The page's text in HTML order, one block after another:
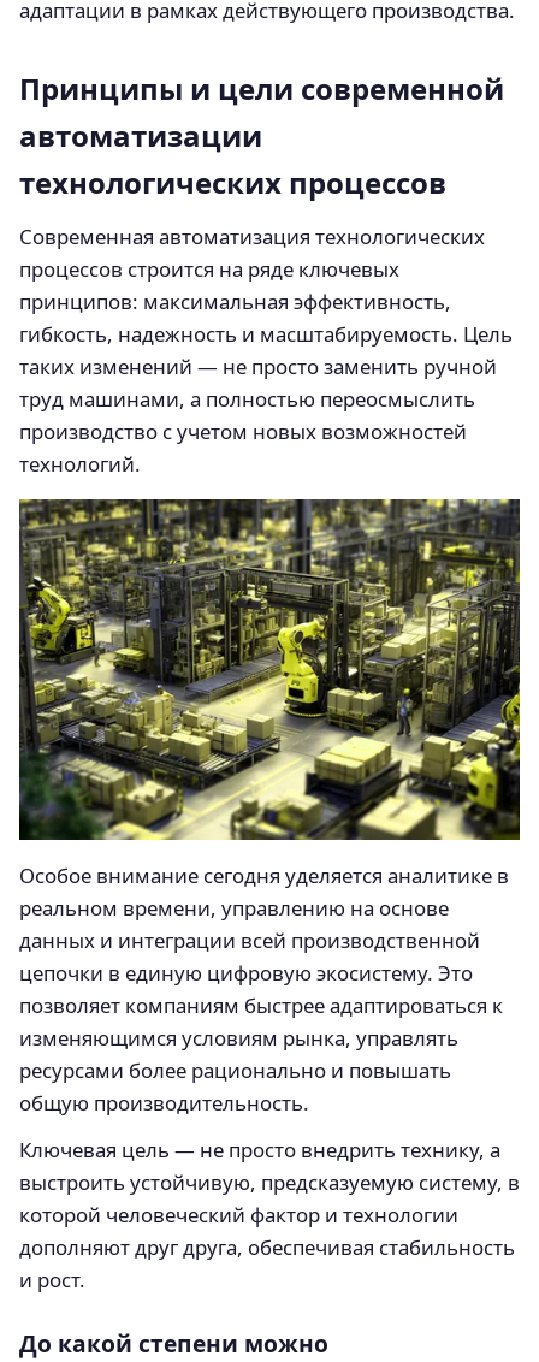
адаптации в рамках действующего производства.
Принципы и цели современной
автоматизации
технологических процессов
Современная автоматизация технологических
процессов строится на ряде ключевых
принципов: максимальная эффективность,
гибкость, надежность и масштабируемость. Цель
таких изменений — не просто заменить ручной
труд машинами, а полностью переосмыслить
производство с учетом новых возможностей
технологий.
Особое внимание сегодня уделяется аналитике в
реальном времени, управлению на основе
данных и интеграции всей производственной
цепочки в единую цифровую экосистему. Это
позволяет компаниям быстрее адаптироваться к
изменяющимся условиям рынка, управлять
ресурсами более рационально и повышать
общую производительность.
Ключевая цель — не просто внедрить технику, а
выстроить устойчивую, предсказуемую систему, в
которой человеческий фактор и технологии
дополняют друг друга, обеспечивая стабильность
и рост.
До какой степени можно